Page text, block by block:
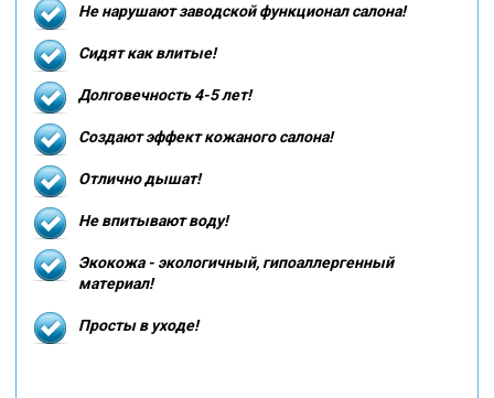
Не нарушают заводской функционал салона!
Сидят как влитые!
Долговечность 4-5 лет!
Создают эффект кожаного салона!
Отлично дышат!
Не впитывают воду!
Экокожа - экологичный, гипоаллергенный
материал!
Просты в уходе!